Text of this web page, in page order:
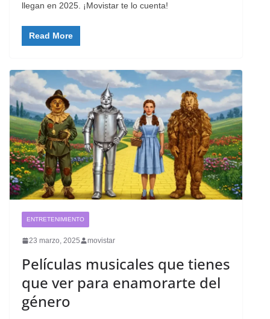
llegan en 2025. ¡Movistar te lo cuenta!
Read More
ENTRETENIMIENTO
23 marzo, 2025 movistar
Películas musicales que tienes
que ver para enamorarte del
género